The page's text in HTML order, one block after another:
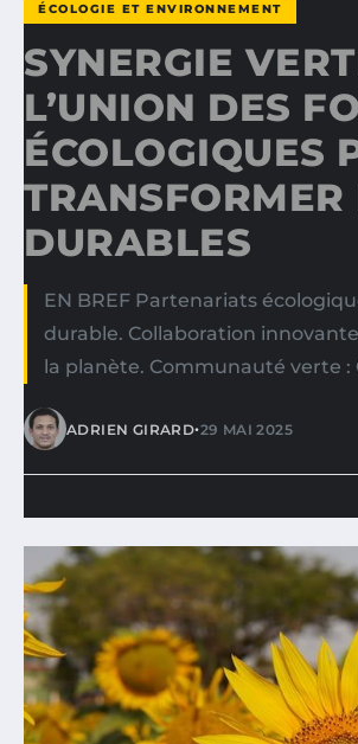
ÉCOLOGIE ET ENVIRONNEMENT
SYNERGIE
L’UNION DES
ÉCOLOGIQUES
DURABLES
EN BREF Partenariats
durable. Collaboration
la planète. Communauté verte
ADRIEN GIRARD•29 MAI 2025